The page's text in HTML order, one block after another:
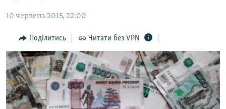
Перейти
пошуку
ПОГЛЯД
ІНТЕРВ'Ю
ВСЕ ЗА ДЕНЬ
СПЕЦПРОЕКТИ
ДЕПОРТАЦІЯ
ЯК ОБІЙТИ БЛОКУВАННЯ
10 червень 2015, 22:00
Поділитись Читати без VPN